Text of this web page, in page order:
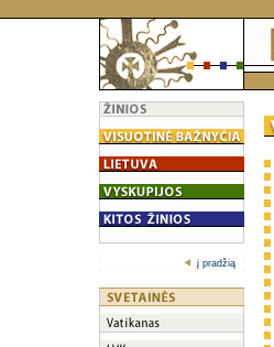
į pradžią